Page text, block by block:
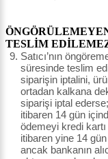
TESLİM
Satıcı’nın
süresinde teslim
siparişin iptalini,
ortadan kalkana
siparişi iptal
itibaren 14 gün
ödemeyi kredi
itibaren yine 14
ancak bankanın